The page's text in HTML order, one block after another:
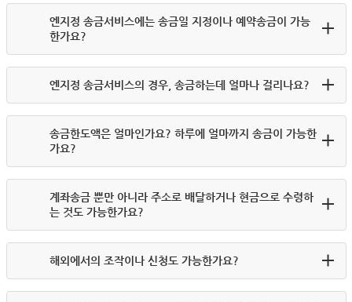
엔지정 송금서비스에는 송금일 지정이나 예약송금이 가능
한가요?
엔지정 송금서비스의 경우, 송금하는데 얼마나 걸리나요?
송금한도액은 얼마인가요? 하루에 얼마까지 송금이 가능한
가요?
계좌송금 뿐만 아니라 주소로 배달하거나 현금으로 수령하
는 것도 가능한가요?
해외에서의 조작이나 신청도 가능한가요?